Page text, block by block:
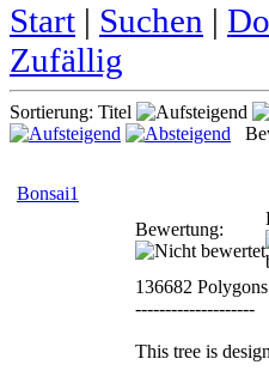
Start | Suchen |
Zufällig
Sortierung: Titel
Bonsai1
Bewertung:
136682 Polygons
--------------------
This tree is